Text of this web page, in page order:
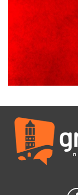
5 Αυγούστου 2026
ΑΗ ΛΑΟΣ | 5
41η Γιορτή
5 Αυγούστου 2026
4 Αυγούστου 2026
Έκτακτη
στο Δημοτικό